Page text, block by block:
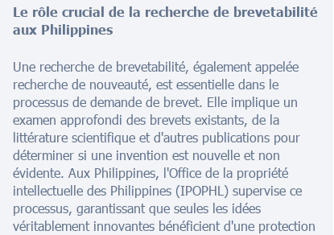
Le rôle crucial de la recherche de brevetabilité
aux Philippines
Une recherche de brevetabilité, également appelée
recherche de nouveauté, est essentielle dans le
processus de demande de brevet. Elle implique un
examen approfondi des brevets existants, de la
littérature scientifique et d'autres publications pour
déterminer si une invention est nouvelle et non
évidente. Aux Philippines, l'Office de la propriété
intellectuelle des Philippines (IPOPHL) supervise ce
processus, garantissant que seules les idées
véritablement innovantes bénéficient d'une protection